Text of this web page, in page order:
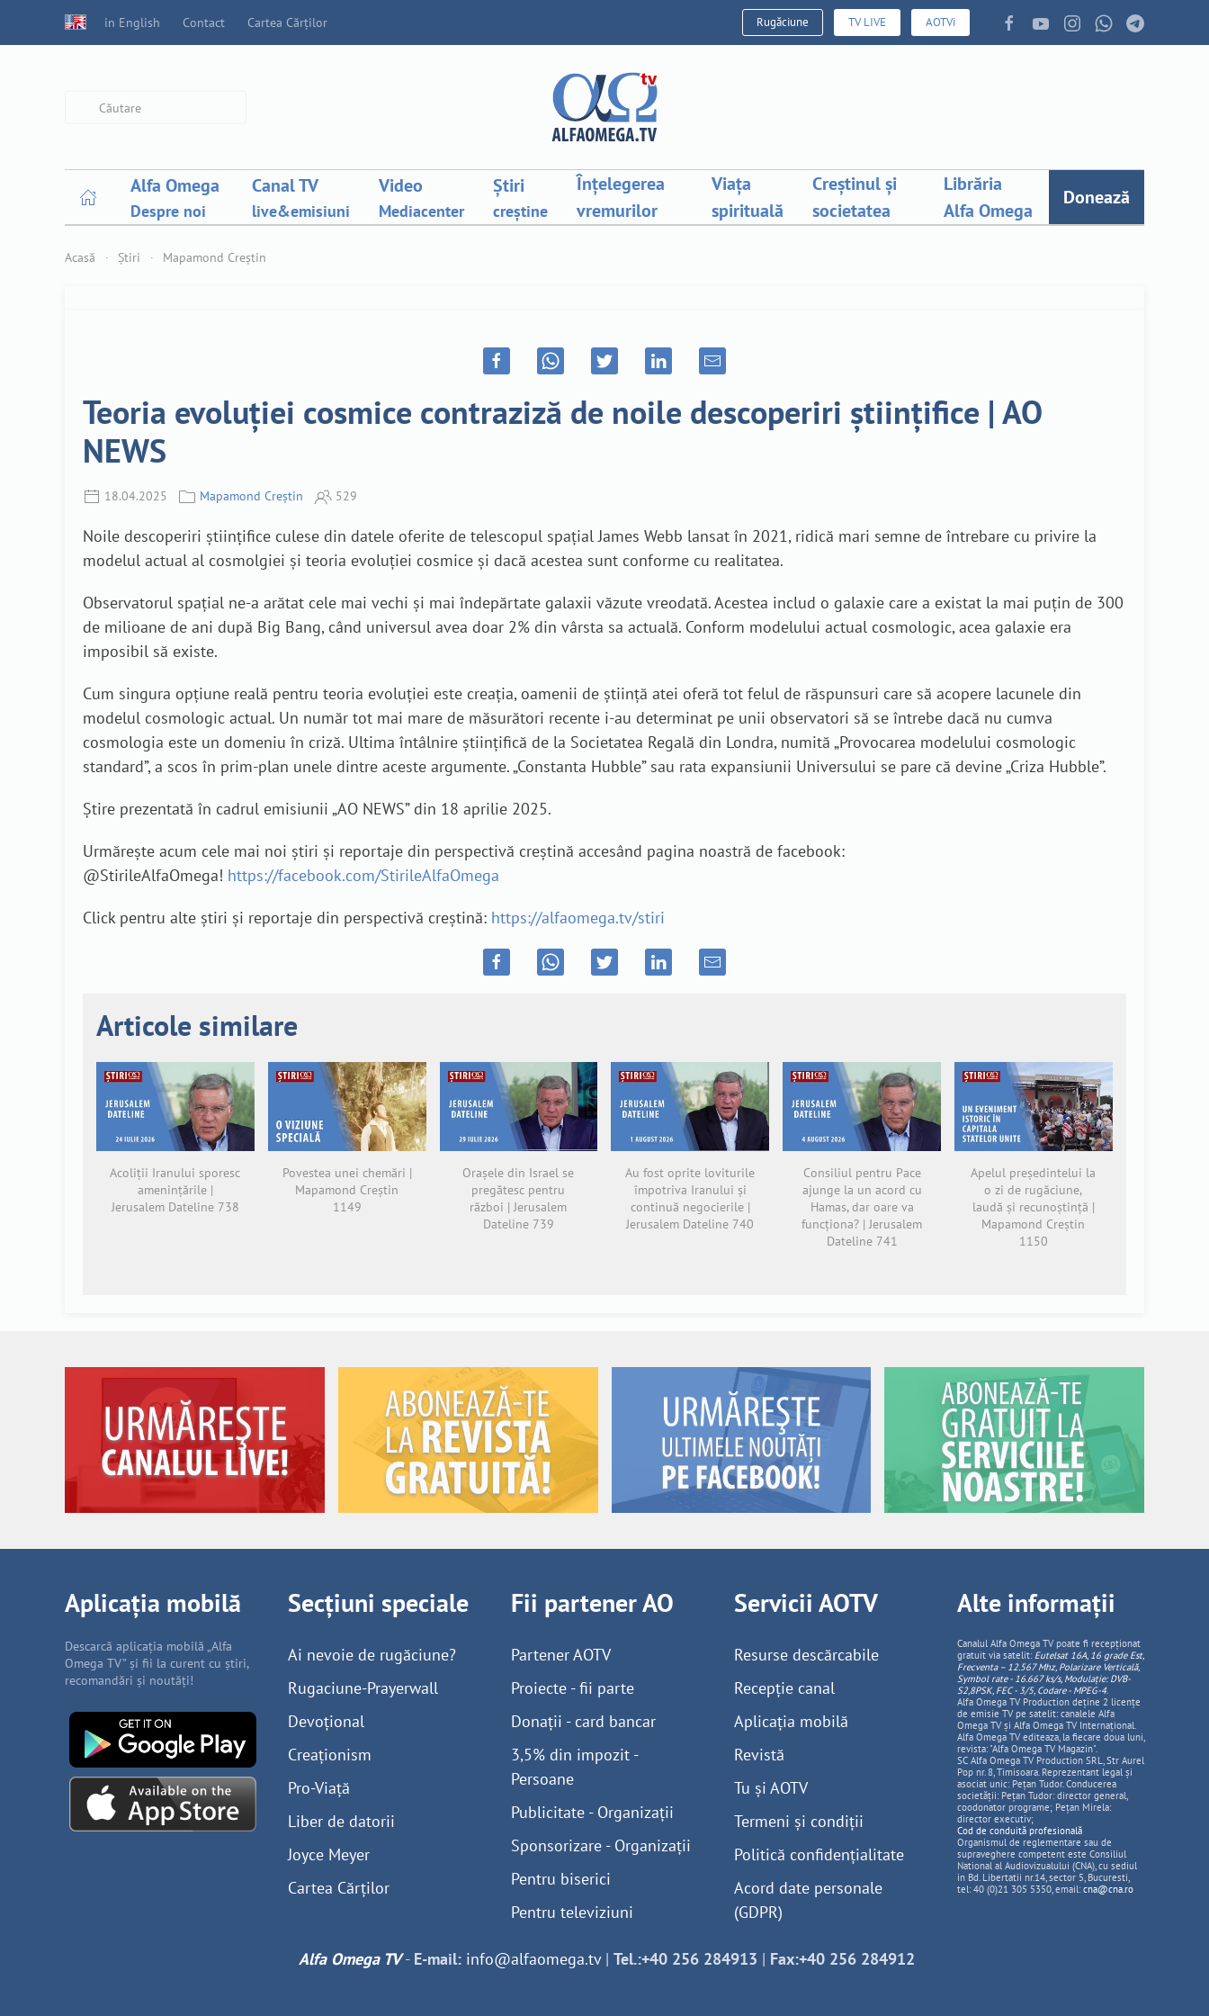
in English Contact Cartea Cărților Rugăciune TV LIVE AOTVi
Alfa Omega
Despre noi
Canal TV
live&emisiuni
Video
Mediacenter
Știri
creștine
Înțelegerea
vremurilor
Viața
spirituală
Creștinul și
societatea
Librăria
Alfa Omega
Donează
Acasă Știri Mapamond Creștin
Teoria evoluției cosmice contraziză de noile descoperiri științifice | AO
NEWS
18.04.2025 Mapamond Creștin 529
Noile descoperiri științifice culese din datele oferite de telescopul spațial James Webb lansat în 2021, ridică mari semne de întrebare cu privire la
modelul actual al cosmolgiei și teoria evoluției cosmice și dacă acestea sunt conforme cu realitatea.
Observatorul spațial ne-a arătat cele mai vechi și mai îndepărtate galaxii văzute vreodată. Acestea includ o galaxie care a existat la mai puțin de 300
de milioane de ani după Big Bang, când universul avea doar 2% din vârsta sa actuală. Conform modelului actual cosmologic, acea galaxie era
imposibil să existe.
Cum singura opțiune reală pentru teoria evoluției este creația, oamenii de știință atei oferă tot felul de răspunsuri care să acopere lacunele din
modelul cosmologic actual. Un număr tot mai mare de măsurători recente i-au determinat pe unii observatori să se întrebe dacă nu cumva
cosmologia este un domeniu în criză. Ultima întâlnire științifică de la Societatea Regală din Londra, numită „Provocarea modelului cosmologic
standard”, a scos în prim-plan unele dintre aceste argumente. „Constanta Hubble” sau rata expansiunii Universului se pare că devine „Criza Hubble”.
Știre prezentată în cadrul emisiunii „AO NEWS” din 18 aprilie 2025.
Urmărește acum cele mai noi știri și reportaje din perspectivă creștină accesând pagina noastră de facebook:
@StirileAlfaOmega! https://facebook.com/StirileAlfaOmega
Click pentru alte știri și reportaje din perspectivă creștină: https://alfaomega.tv/stiri
Articole similare
Acoliții Iranului sporesc
amenințările |
Jerusalem Dateline 738
Povestea unei chemări |
Mapamond Creștin
1149
Orașele din Israel se
pregătesc pentru
război | Jerusalem
Dateline 739
Au fost oprite loviturile
împotriva Iranului și
continuă negocierile |
Jerusalem Dateline 740
Consiliul pentru Pace
ajunge la un acord cu
Hamas, dar oare va
funcționa? | Jerusalem
Dateline 741
Apelul președintelui la
o zi de rugăciune,
laudă și recunoștință |
Mapamond Creștin
1150
Aplicația mobilă
Descarcă aplicația mobilă „Alfa
Omega TV” și fii la curent cu știri,
recomandări și noutăți!
Secțiuni speciale
Ai nevoie de rugăciune?
Rugaciune-Prayerwall
Devoțional
Creaționism
Pro-Viață
Liber de datorii
Joyce Meyer
Cartea Cărților
Fii partener AO
Partener AOTV
Proiecte - fii parte
Donații - card bancar
3,5% din impozit -
Persoane
Publicitate - Organizații
Sponsorizare - Organizații
Pentru biserici
Pentru televiziuni
Servicii AOTV
Resurse descărcabile
Recepție canal
Aplicația mobilă
Revistă
Tu și AOTV
Termeni și condiții
Politică confidențialitate
Acord date personale
(GDPR)
Alte informații
Canalul Alfa Omega TV poate fi recepționat
gratuit via satelit: Eutelsat 16A, 16 grade Est,
Frecventa – 12.567 Mhz, PolarizareVerticală,
Symbol rate - 16.667 ks/s, Modulație: DVB-
S2,8PSK, FEC - 3/5, Codare - MPEG-4.
Alfa Omega TV Production deține 2 licențe
de emisie TV pe satelit: canalele Alfa
Omega TV și Alfa Omega TV Internațional.
Alfa Omega TV editeaza, la fiecare doua luni,
revista: "Alfa Omega TV Magazin".
SC Alfa Omega TV Production SRL, Str Aurel
Pop nr. 8, Timisoara. Reprezentant legal și
asociat unic: Pețan Tudor. Conducerea
societății: Pețan Tudor: director general,
coodonator programe; Pețan Mirela:
director executiv;
Cod de conduită profesională
Organismul de reglementare sau de
supraveghere competent este Consiliul
National al Audiovizualului (CNA), cu sediul
in Bd. Libertatii nr.14, sector 5, Bucuresti,
tel: 40 (0)21 305 5350, email: cna@cna.ro
Alfa Omega TV- E-mail: info@alfaomega.tv| Tel.:+40 256 284913 | Fax:+40 256 284912